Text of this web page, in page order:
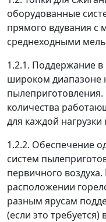
оборудованные
прямого вдувания с
среднеходными
1.2.1. Поддержание
широком диапазоне
количества
для каждой нагрузки
1.2.2. Обеспечение
систем
первичного
расположении
разным ярусам
(если это